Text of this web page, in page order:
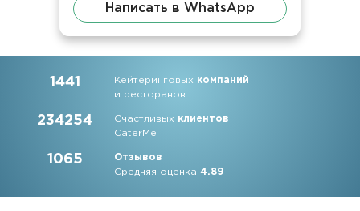
Написать в WhatsApp
1441 Кейтеринговых компаний
и ресторанов
234254 Счастливых клиентов
CaterMe
1065
Отзывов
Средняя оценка4.89